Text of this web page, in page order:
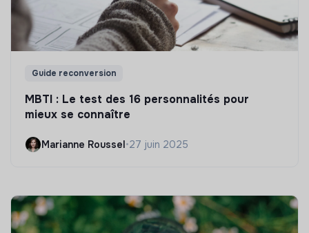
Guide reconversion
MBTI : Le test des 16 personnalités pour
mieux se connaître
Marianne Roussel•27 juin 2025